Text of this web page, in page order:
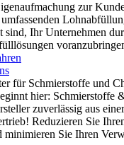
zur
sind, Ihr Unternehmen
für Schmierstoffe und
hier: Schmierstoffe
zuverlässig aus
Reduzieren Sie
minimieren Sie Ihren